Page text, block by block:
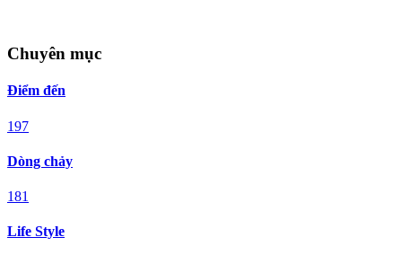
Chuyên mục
Điểm đến
197
Dòng chảy
181
Life Style